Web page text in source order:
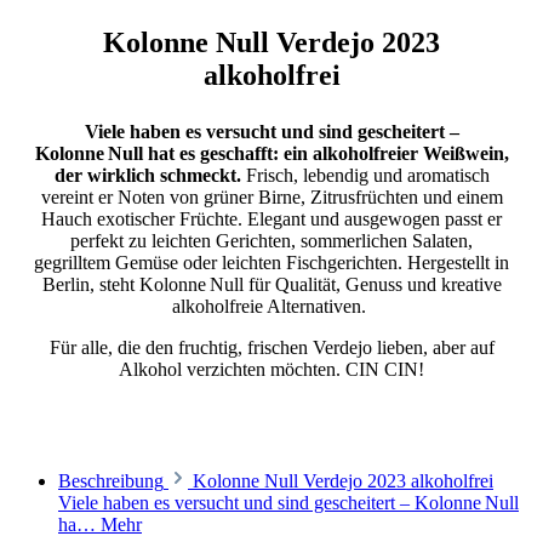
Kolonne Null Verdejo 2023
alkoholfrei
Viele haben es versucht und sind gescheitert –
Kolonne Null hat es geschafft: ein alkoholfreier Weißwein,
der wirklich schmeckt. Frisch, lebendig und aromatisch
vereint er Noten von grüner Birne, Zitrusfrüchten und einem
Hauch exotischer Früchte. Elegant und ausgewogen passt er
perfekt zu leichten Gerichten, sommerlichen Salaten,
gegrilltem Gemüse oder leichten Fischgerichten. Hergestellt in
Berlin, steht Kolonne Null für Qualität, Genuss und kreative
alkoholfreie Alternativen.
Für alle, die den fruchtig, frischen Verdejo lieben, aber auf
Alkohol verzichten möchten. CIN CIN!
Beschreibung
Kolonne Null Verdejo 2023 alkoholfrei
Viele haben es versucht und sind gescheitert – Kolonne Null
ha… Mehr